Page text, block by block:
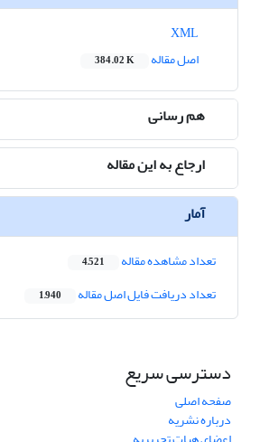
اصل مقاله
384.02 K
هم رسانی
ارجاع به این مقاله
آمار
تعداد مشاهده مقاله 4,521
تعداد دریافت فایل اصل مقاله 1,940
دسترسی سریع
صفحه اصلی
درباره نشریه